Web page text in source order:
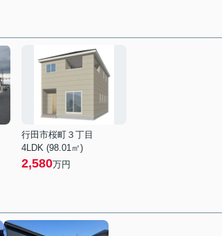
行田市桜町３丁目
4LDK (98.01㎡)
2,580万円